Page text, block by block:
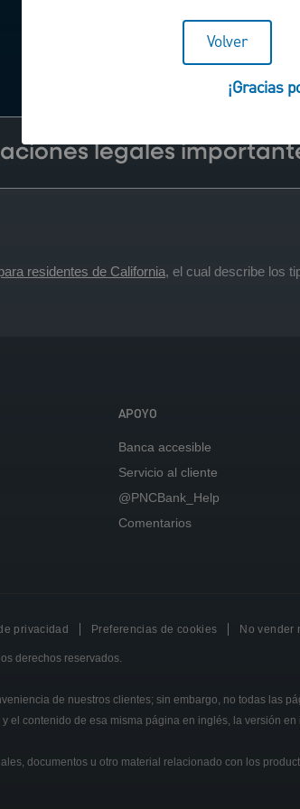
legales
residentes de California, el cual describe los
APOYO
Banca accesible
Servicio al cliente
@PNCBank_Help
Comentarios
privacidad Preferencias de cookies No vender
derechos reservados.
de nuestros clientes; sin embargo, no todas las
el contenido de esa misma página en inglés, la versión en
documentos u otro material relacionado con los
Volver
¡Gracias